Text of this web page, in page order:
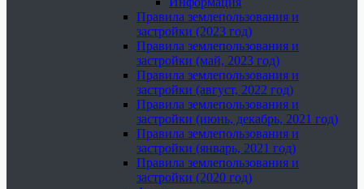
Правила землепользования и
застройки (2023 год)
Правила землепользования и
застройки (май, 2023 год)
Правила землепользования и
застройки (август, 2022 год)
Правила землепользования и
застройки (июнь, декабрь, 2021 год)
Правила землепользования и
застройки (январь, 2021 год)
Правила землепользования и
застройки (2020 год)